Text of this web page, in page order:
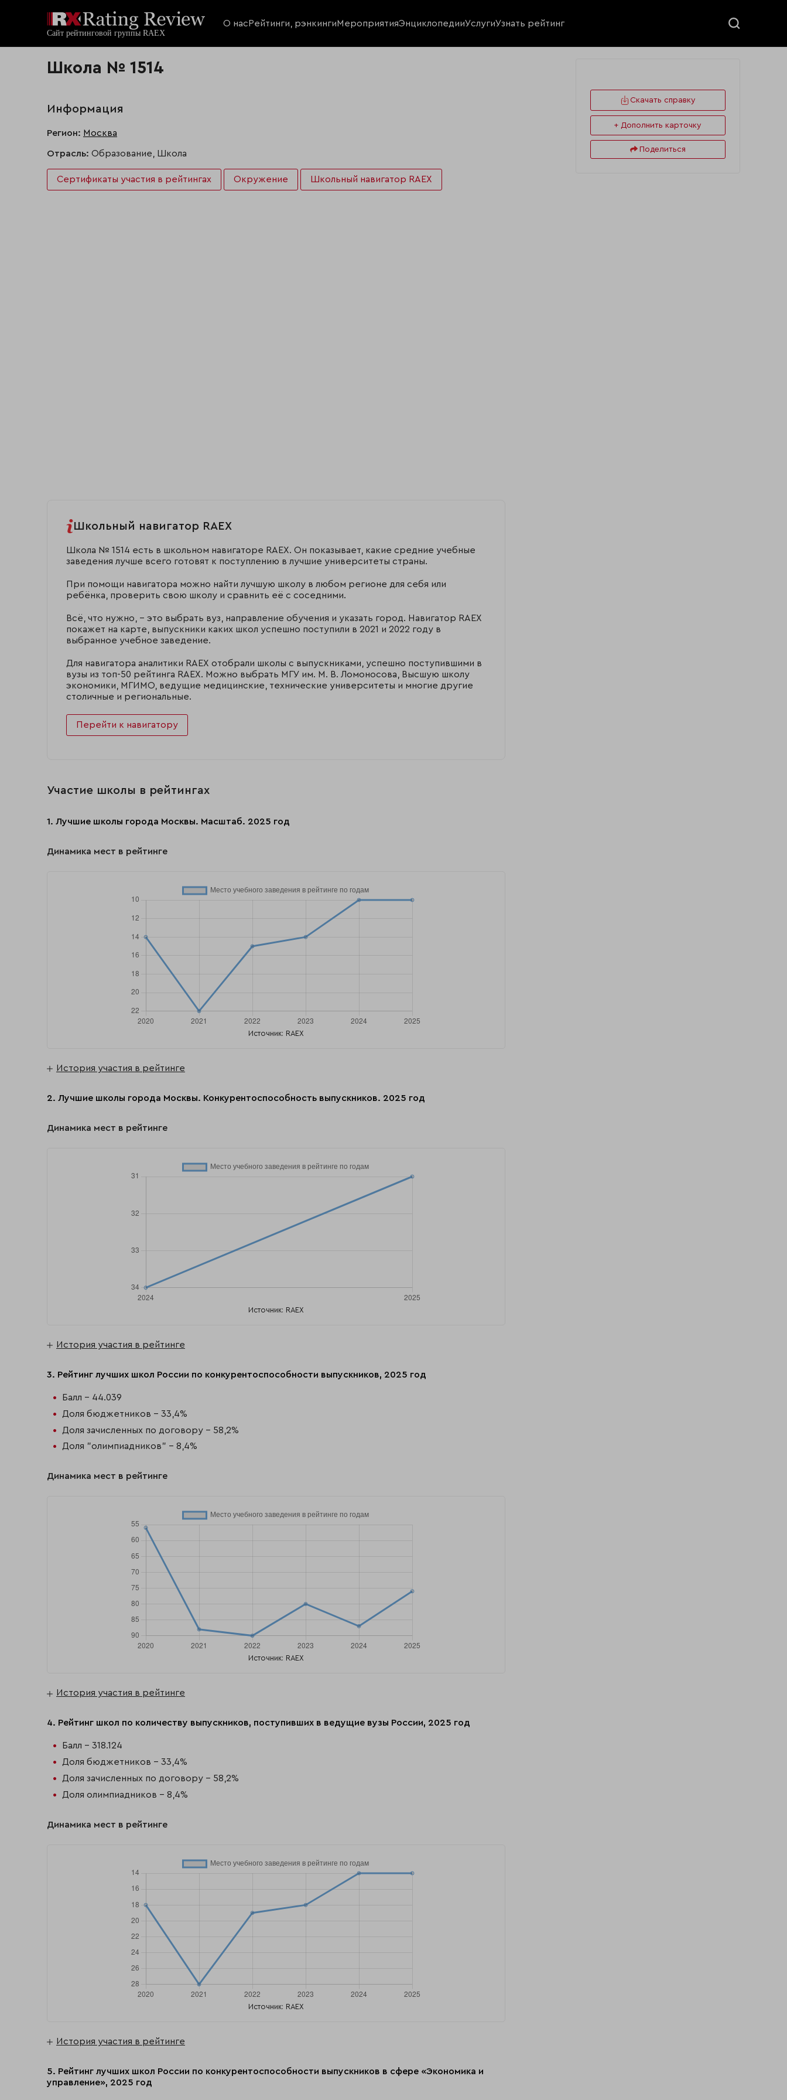
О нас Рейтинги, рэнкингиМероприятияЭнциклопедииУслугиУзнать рейтинг
Школа № 1514
Информация
Регион: Москва
Отрасль: Образование, Школа
Сертификаты участия в рейтингах Окружение Школьный навигатор RAEX
Школьный навигатор RAEX
Школа № 1514 есть в школьном навигаторе RAEX. Он показывает, какие средние учебные
заведения лучше всего готовят к поступлению в лучшие университеты страны.
При помощи навигатора можно найти лучшую школу в любом регионе для себя или
ребёнка, проверить свою школу и сравнить её с соседними.
Всё, что нужно, – это выбрать вуз, направление обучения и указать город. Навигатор RAEX
покажет на карте, выпускники каких школ успешно поступили в 2021 и 2022 году в
выбранное учебное заведение.
Для навигатора аналитики RAEX отобрали школы с выпускниками, успешно поступившими в
вузы из топ-50 рейтинга RAEX. Можно выбрать МГУ им. М. В. Ломоносова, Высшую школу
экономики, МГИМО, ведущие медицинские, технические университеты и многие другие
столичные и региональные.
Перейти к навигатору
Участие школы в рейтингах
1. Лучшие школы города Москвы. Масштаб. 2025 год
Динамика мест в рейтинге
Источник: RAEX
История участия в рейтинге
2. Лучшие школы города Москвы. Конкурентоспособность выпускников. 2025 год
Динамика мест в рейтинге
Источник: RAEX
История участия в рейтинге
3. Рейтинг лучших школ России по конкурентоспособности выпускников, 2025 год
Балл - 44.039
Доля бюджетников - 33,4%
Доля зачисленных по договору - 58,2%
Доля "олимпиадников" - 8,4%
Динамика мест в рейтинге
Источник: RAEX
История участия в рейтинге
4. Рейтинг школ по количеству выпускников, поступивших в ведущие вузы России, 2025 год
Балл - 318.124
Доля бюджетников - 33,4%
Доля зачисленных по договору - 58,2%
Доля олимпиадников - 8,4%
Динамика мест в рейтинге
Источник: RAEX
История участия в рейтинге
5. Рейтинг лучших школ России по конкурентоспособности выпускников в сфере «Экономика и
управление», 2025 год
Скачать справку
+ Дополнить карточку
Поделиться